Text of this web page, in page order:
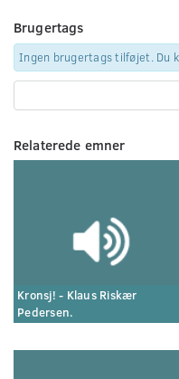
Brugertags
Ingen brugertags tilføjet. Du
Relaterede emner
Kronsj! - Klaus Riskær
Pedersen.